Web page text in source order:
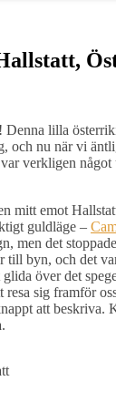
lilla
och nu när vi
verkligen något
mitt emot
guldläge –
men det
till byn, och det
över det
resa sig framför
att beskriva.